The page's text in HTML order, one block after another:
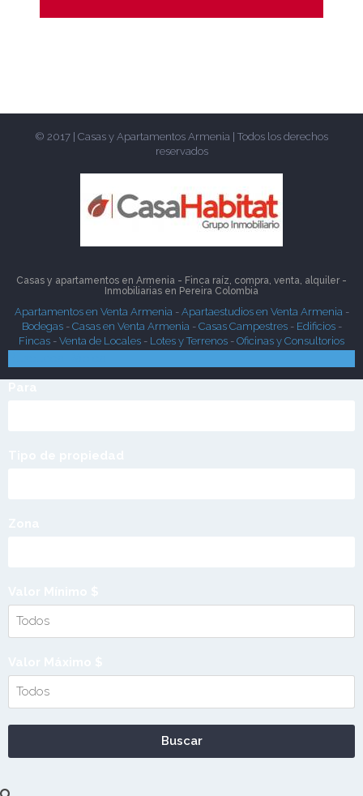
© 2017 | Casas y Apartamentos Armenia | Todos los derechos
reservados
Casas y apartamentos en Armenia - Finca raíz, compra, venta, alquiler -
Inmobiliarias en Pereira Colombia
Apartamentos en Venta Armenia - Apartaestudios en Venta Armenia -
Bodegas- Casas en Venta Armenia - Casas Campestres- Edificios-
Fincas - Venta de Locales - Lotes y Terrenos - Oficinas y Consultorios